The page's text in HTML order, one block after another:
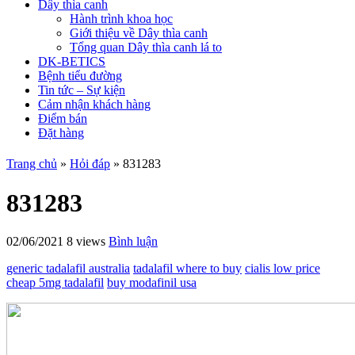
Dây thìa canh
Hành trình khoa học
Giới thiệu về Dây thìa canh
Tổng quan Dây thìa canh lá to
DK-BETICS
Bệnh tiểu đường
Tin tức – Sự kiện
Cảm nhận khách hàng
Điểm bán
Đặt hàng
Trang chủ » Hỏi đáp » 831283
831283
02/06/2021 8 views Bình luận
generic tadalafil australia tadalafil where to buy cialis low price
cheap 5mg tadalafil buy modafinil usa